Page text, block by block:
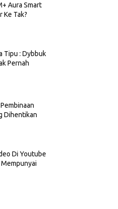
Aura Smart
Ke Tak?
Tipu : Dybbuk
Pernah
Dihentikan
Di Youtube